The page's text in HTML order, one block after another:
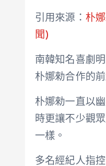
引用來源： 朴
聞)
南韓知名喜劇
朴娜勑合作的
朴娜勑一直以
時更讓不少觀
一樣。
多名經紀人指